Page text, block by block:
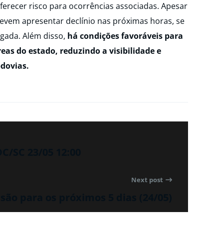
risco para ocorrências associadas. Apesar
apresentar declínio nas próximas horas, se
Além disso, há condições favoráveis para
do estado, reduzindo a visibilidade e
Next post